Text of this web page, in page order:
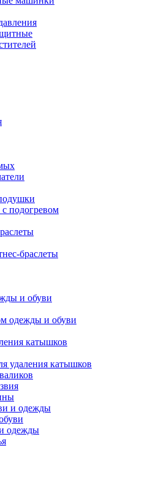
подогревом
браслеты
и обуви
одежды и обуви
катышков
удаления катышков
и одежды
одежды